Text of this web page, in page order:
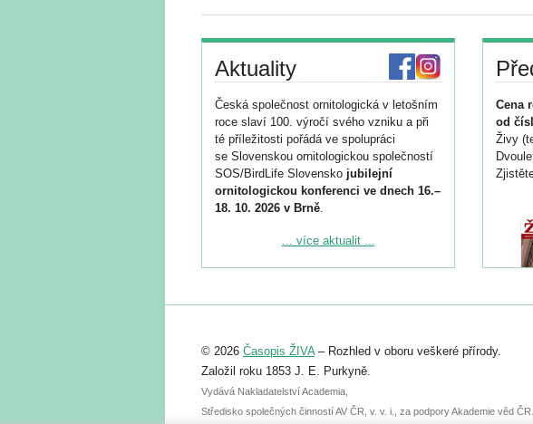
Aktuality
Česká společnost ornitologická v letošním
roce slaví 100. výročí svého vzniku a při
té příležitosti pořádá ve spolupráci
se Slovenskou ornitologickou společností
SOS/BirdLife Slovensko jubilejní
ornitologickou konferenci ve dnech 16.–
18. 10. 2026 v Brně.
Podrobnější informace ke konferenci
Registrovat se můžete do 6. září.
abstraktu přihlášené přednášky nebo
posteru je už 30. června.
... více aktualit ...
Cena
od
Živy
© 2026 Časopis ŽIVA– Rozhled v oboru veškeré přírody.
Založil roku 1853 J. E. Purkyně.
Vydává Nakladatelství Academia,
Středisko společných činností AV ČR, v. v. i., za podpory Akademie věd ČR.